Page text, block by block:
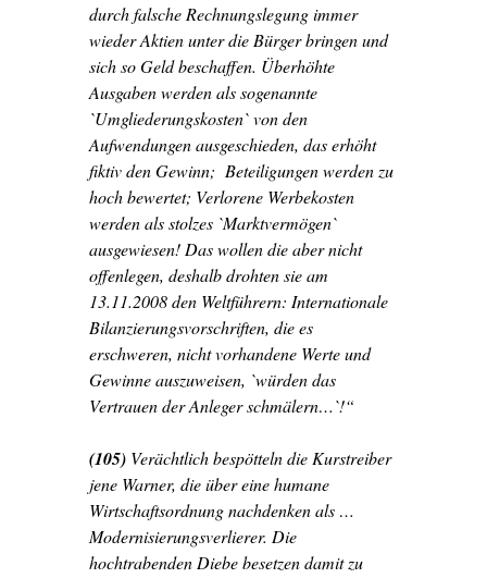
durch falsche Rechnungslegung immer
wieder Aktien unter die Bürger bringen und
sich so Geld beschaffen. Überhöhte
Ausgaben werden als sogenannte
`Umgliederungskosten` von den
Aufwendungen ausgeschieden, das erhöht
fiktiv den Gewinn; Beteiligungen werden zu
hoch bewertet; Verlorene Werbekosten
werden als stolzes `Marktvermögen`
ausgewiesen! Das wollen die aber nicht
offenlegen, deshalb drohten sie am
13.11.2008 den Weltführern: Internationale
Bilanzierungsvorschriften, die es
erschweren, nicht vorhandene Werte und
Gewinne auszuweisen, `würden das
Vertrauen der Anleger schmälern…`!“
(105) Verächtlich bespötteln die Kurstreiber
jene Warner, die über eine humane
Wirtschaftsordnung nachdenken als …
Modernisierungsverlierer. Die
hochtrabenden Diebe besetzen damit zu